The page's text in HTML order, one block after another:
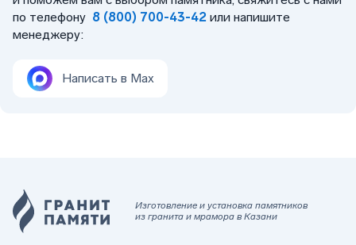
по телефону 8 (800) 700-43-42 или напишите
менеджеру:
Написать в Max
Изготовление и установка памятников
из гранита и мрамора в Казани